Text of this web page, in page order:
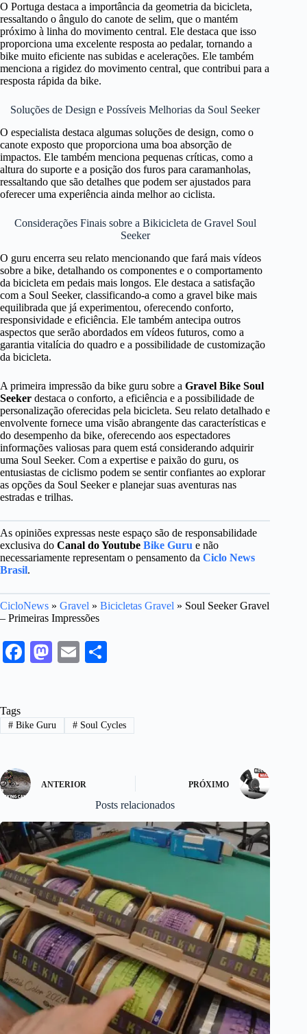
O Portuga destaca a importância da geometria da bicicleta,
ressaltando o ângulo do canote de selim, que o mantém
próximo à linha do movimento central. Ele destaca que isso
proporciona uma excelente resposta ao pedalar, tornando a
bike muito eficiente nas subidas e acelerações. Ele também
menciona a rigidez do movimento central, que contribui para a
resposta rápida da bike.
Soluções de Design e Possíveis Melhorias da Soul Seeker
O especialista destaca algumas soluções de design, como o
canote exposto que proporciona uma boa absorção de
impactos. Ele também menciona pequenas críticas, como a
altura do suporte e a posição dos furos para caramanholas,
ressaltando que são detalhes que podem ser ajustados para
oferecer uma experiência ainda melhor ao ciclista.
Considerações Finais sobre a Bikicicleta de Gravel Soul
Seeker
O guru encerra seu relato mencionando que fará mais vídeos
sobre a bike, detalhando os componentes e o comportamento
da bicicleta em pedais mais longos. Ele destaca a satisfação
com a Soul Seeker, classificando-a como a gravel bike mais
equilibrada que já experimentou, oferecendo conforto,
responsividade e eficiência. Ele também antecipa outros
aspectos que serão abordados em vídeos futuros, como a
garantia vitalícia do quadro e a possibilidade de customização
da bicicleta.
A primeira impressão da bike guru sobre a Gravel Bike Soul
Seeker destaca o conforto, a eficiência e a possibilidade de
personalização oferecidas pela bicicleta. Seu relato detalhado e
envolvente fornece uma visão abrangente das características e
do desempenho da bike, oferecendo aos espectadores
informações valiosas para quem está considerando adquirir
uma Soul Seeker. Com a expertise e paixão do guru, os
entusiastas de ciclismo podem se sentir confiantes ao explorar
as opções da Soul Seeker e planejar suas aventuras nas
estradas e trilhas.
As opiniões expressas neste espaço são de responsabilidade
exclusiva do Canal do Youtube Bike Guru e não
necessariamente representam o pensamento da Ciclo News
Brasil.
CicloNews » Gravel » Bicicletas Gravel » Soul Seeker Gravel
– Primeiras Impressões
Fa
ok
M
do
n
E
Tags
#Bike Guru #Soul Cycles
ANTERIOR PRÓXIMO
Posts relacionados